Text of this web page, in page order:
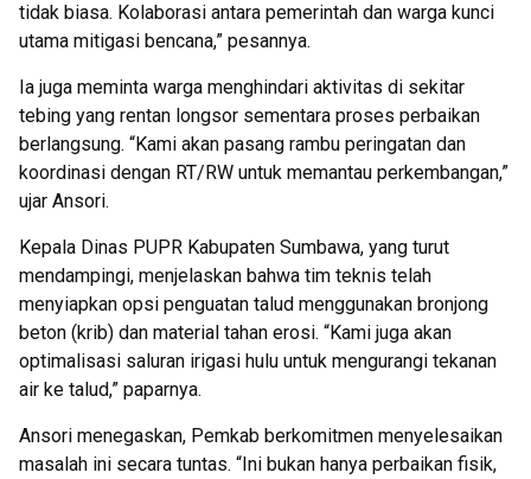
tidak biasa. Kolaborasi antara pemerintah dan warga kunci
utama mitigasi bencana,” pesannya.
Ia juga meminta warga menghindari aktivitas di sekitar
tebing yang rentan longsor sementara proses perbaikan
berlangsung. “Kami akan pasang rambu peringatan dan
koordinasi dengan RT/RW untuk memantau perkembangan,”
ujar Ansori.
Kepala Dinas PUPR Kabupaten Sumbawa, yang turut
mendampingi, menjelaskan bahwa tim teknis telah
menyiapkan opsi penguatan talud menggunakan bronjong
beton (krib) dan material tahan erosi. “Kami juga akan
optimalisasi saluran irigasi hulu untuk mengurangi tekanan
air ke talud,” paparnya.
Ansori menegaskan, Pemkab berkomitmen menyelesaikan
masalah ini secara tuntas. “Ini bukan hanya perbaikan fisik,